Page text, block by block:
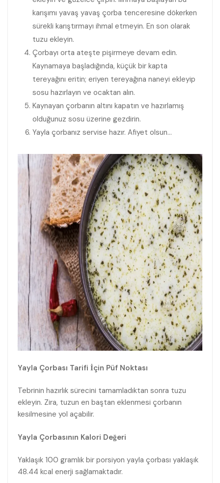
karışımı yavaş yavaş çorba tenceresine dökerken
sürekli karıştırmayı ihmal etmeyin. En son olarak
tuzu ekleyin.
Çorbayı orta ateşte pişirmeye devam edin.
Kaynamaya başladığında, küçük bir kapta
tereyağını eritin; eriyen tereyağına naneyi ekleyip
sosu hazırlayın ve ocaktan alın.
Kaynayan çorbanın altını kapatın ve hazırlamış
olduğunuz sosu üzerine gezdirin.
Yayla çorbanız servise hazır. Afiyet olsun…
Yayla Çorbası Tarifi İçin Püf Noktası
Tebrinin hazırlık sürecini tamamladıktan sonra tuzu
ekleyin. Zira, tuzun en baştan eklenmesi çorbanın
kesilmesine yol açabilir.
Yayla Çorbasının Kalori Değeri
Yaklaşık 100 gramlık bir porsiyon yayla çorbası yaklaşık
48.44 kcal enerji sağlamaktadır.